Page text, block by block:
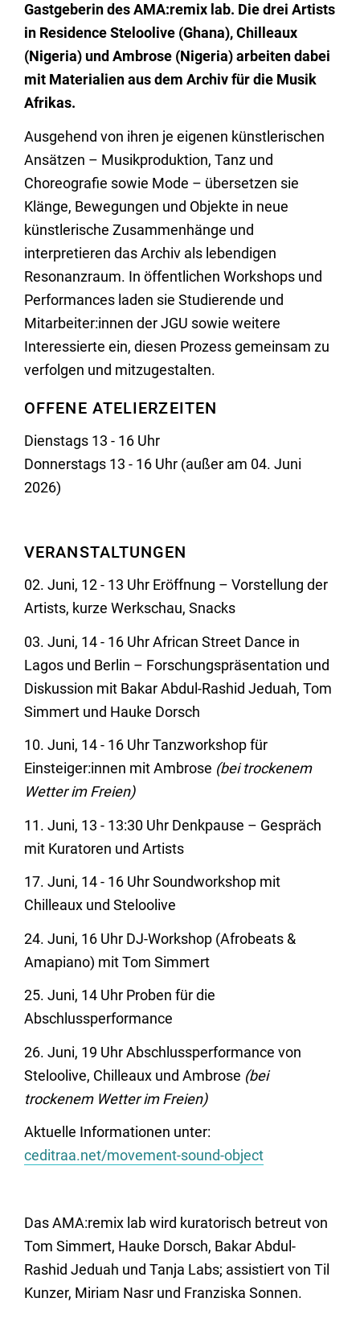
Gastgeberin des AMA:remix lab. Die drei Artists
in Residence Steloolive (Ghana), Chilleaux
(Nigeria) und Ambrose (Nigeria) arbeiten dabei
mit Materialien aus dem Archiv für die Musik
Afrikas.
Ausgehend von ihren je eigenen künstlerischen
Ansätzen – Musikproduktion, Tanz und
Choreografie sowie Mode – übersetzen sie
Klänge, Bewegungen und Objekte in neue
künstlerische Zusammenhänge und
interpretieren das Archiv als lebendigen
Resonanzraum. In öffentlichen Workshops und
Performances laden sie Studierende und
Mitarbeiter:innen der JGU sowie weitere
Interessierte ein, diesen Prozess gemeinsam zu
verfolgen und mitzugestalten.
OFFENE ATELIERZEITEN
Dienstags 13 - 16 Uhr
Donnerstags 13 - 16 Uhr (außer am 04. Juni
2026)
VERANSTALTUNGEN
02. Juni, 12 - 13 Uhr Eröffnung – Vorstellung der
Artists, kurze Werkschau, Snacks
03. Juni, 14 - 16 Uhr African Street Dance in
Lagos und Berlin – Forschungspräsentation und
Diskussion mit Bakar Abdul-Rashid Jeduah, Tom
Simmert und Hauke Dorsch
10. Juni, 14 - 16 Uhr Tanzworkshop für
Einsteiger:innen mit Ambrose (bei trockenem
Wetter im Freien)
11. Juni, 13 - 13:30 Uhr Denkpause – Gespräch
mit Kuratoren und Artists
17. Juni, 14 - 16 Uhr Soundworkshop mit
Chilleaux und Steloolive
24. Juni, 16 Uhr DJ-Workshop (Afrobeats &
Amapiano) mit Tom Simmert
25. Juni, 14 Uhr Proben für die
Abschlussperformance
26. Juni, 19 Uhr Abschlussperformance von
Steloolive, Chilleaux und Ambrose (bei
trockenem Wetter im Freien)
Aktuelle Informationen unter:
ceditraa.net/movement-sound-object
Das AMA:remix lab wird kuratorisch betreut von
Tom Simmert, Hauke Dorsch, Bakar Abdul-
Rashid Jeduah und Tanja Labs; assistiert von Til
Kunzer, Miriam Nasr und Franziska Sonnen.